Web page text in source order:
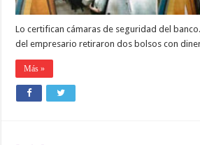
CAJAS
SEGURIDAD
Lo certifican cámaras de seguridad del
del empresario retiraron dos bolsos con
Más »